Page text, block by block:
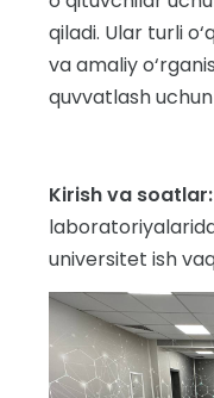
qiladi. Ular turli
va amaliy
quvvatlash
Kirish va soatlar:
universitet ish